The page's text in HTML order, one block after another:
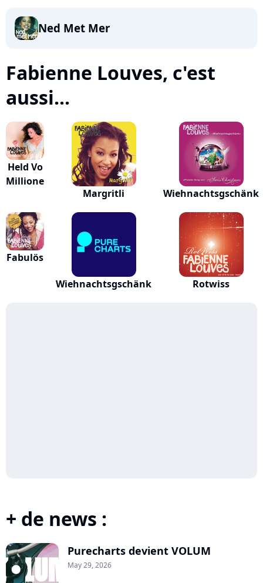
Ned Met Mer
Fabienne Louves, c'est
aussi...
Held Vo
Millione
Margritli
Wiehnachtsgschänk
Fabulös
Wiehnachtsgschänk Rotwiss
+ de news :
Purecharts devient VOLUM
May 29, 2026